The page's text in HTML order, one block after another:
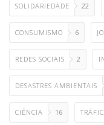
SOLIDARIEDADE 22
CONSUMISMO 6
REDES SOCIAIS 2
DESASTRES AMBIENTAIS
CIÊNCIA 16